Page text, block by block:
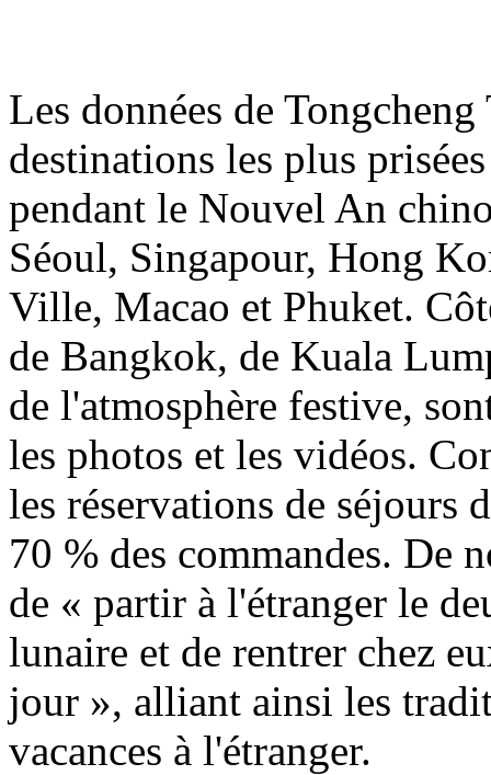
Les données de
destinations les plus
pendant le Nouvel An
Séoul, Singapour, Hong
Ville, Macao et Phuket.
de Bangkok, de Kuala
de l'atmosphère festive,
les photos et les vidéos.
les réservations de séjours
70 % des commandes. De
de « partir à l'étranger le
lunaire et de rentrer chez
jour », alliant ainsi les
vacances à l'étranger.